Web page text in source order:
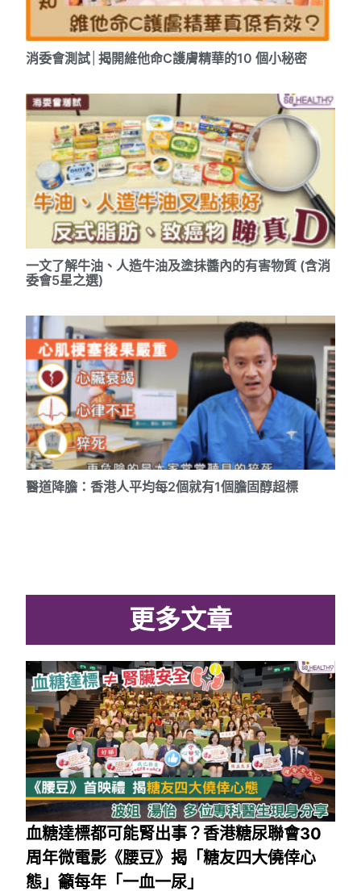
消委會測試│揭開維他命C護膚精華的10 個小秘密
一文了解牛油、人造牛油及塗抺醬內的有害物質 (含消
委會5星之選)
醫道降膽：香港人平均每2個就有1個膽固醇超標
更多文章
血糖達標都可能腎出事？香港糖尿聯會30
周年微電影《腰豆》揭「糖友四大僥倖心
態」籲每年「一血一尿」